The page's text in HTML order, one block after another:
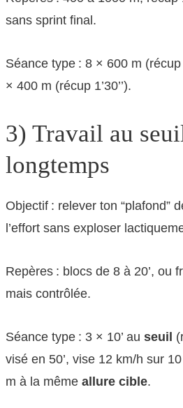
sans sprint final.
Séance type : 8 × 600 m (récup
× 400 m (récup 1’30’’).
3) Travail au
longtemps
Objectif : relever ton “plafond”
l’effort sans exploser
Repères : blocs de 8 à 20’, ou
mais contrôlée.
Séance type : 3 × 10’ au seuil
visé en 50’, vise 12 km/h sur
m à la même allure cible.